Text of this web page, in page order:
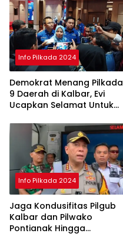
Info Pilkada 2024
Demokrat Menang Pilkada
9 Daerah di Kalbar, Evi
Ucapkan Selamat Untuk
Info Pilkada 2024
Jaga Kondusifitas Pilgub
Kalbar dan Pilwako
Pontianak Hingga